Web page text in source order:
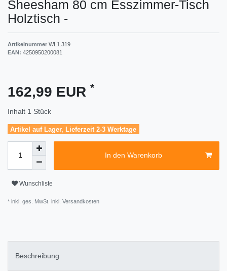
Sheesham 80 cm Esszimmer-Tisch
Holztisch -
Artikelnummer WL1.319
EAN: 4250950200081
162,99 EUR *
Inhalt 1 Stück
Artikel auf Lager, Lieferzeit 2-3 Werktage
In den Warenkorb
Wunschliste
* inkl. ges. MwSt. inkl. Versandkosten
Beschreibung